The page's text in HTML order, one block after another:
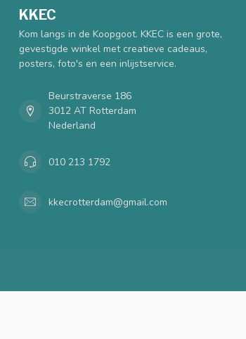
KKEC
Kom langs in de Koopgoot. KKEC is een grote,
gevestigde winkel met creatieve cadeaus,
posters, foto's en een inlijstservice.
Beurstraverse 186
3012 AT Rotterdam
Nederland
010 213 1792
kkecrotterdam@gmail.com